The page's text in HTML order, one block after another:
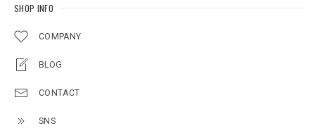
SHOP INFO
COMPANY
BLOG
CONTACT
SNS